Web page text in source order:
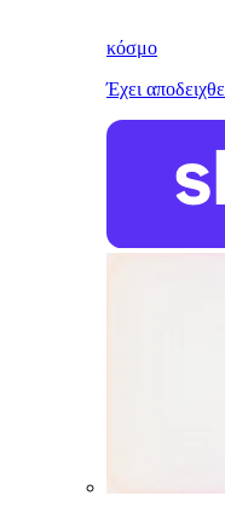
κόσμο
Έχει